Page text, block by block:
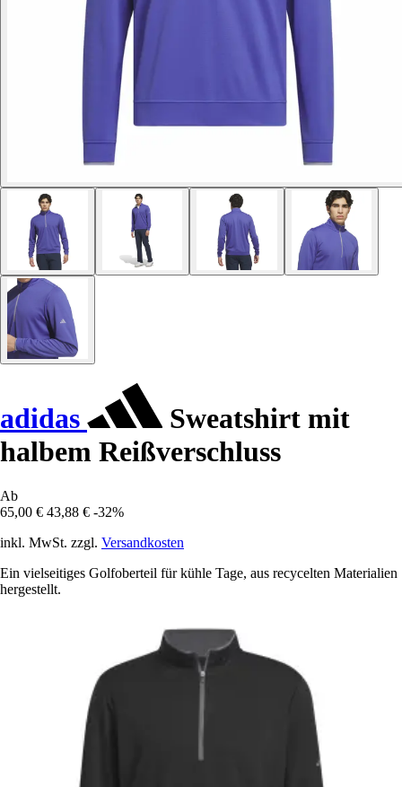
adidas
Sweatshirt mit
halbem Reißverschluss
Ab
65,00 € 43,88 € -32%
inkl. MwSt. zzgl. Versandkosten
Ein vielseitiges Golfoberteil für kühle Tage, aus recycelten Materialien
hergestellt.